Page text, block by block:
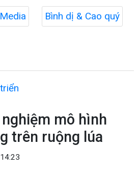
Media Bình dị & Cao quý
mô hình
trên ruộng lúa